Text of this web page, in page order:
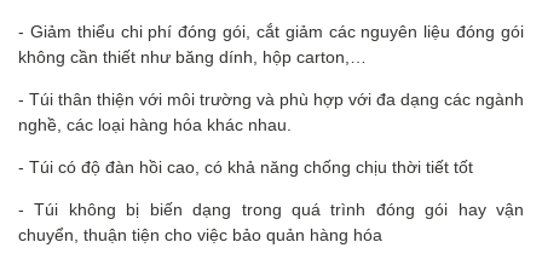
- Giảm thiểu chi phí đóng gói, cắt giảm các nguyên liệu đóng gói
không cần thiết như băng dính, hộp carton,…
- Túi thân thiện với môi trường và phù hợp với đa dạng các ngành
nghề, các loại hàng hóa khác nhau.
- Túi có độ đàn hồi cao, có khả năng chống chịu thời tiết tốt
- Túi không bị biến dạng trong quá trình đóng gói hay vận
chuyển, thuận tiện cho việc bảo quản hàng hóa